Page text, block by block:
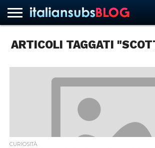
NEWS
ASCOLTI
RECENSIONI
INTERVISTE
CURIOSITÀ
CHI
CONTATTACI
FORUM
ITALIANSUBS
ARTICOLI TAGGATI
CURIOSITÀ